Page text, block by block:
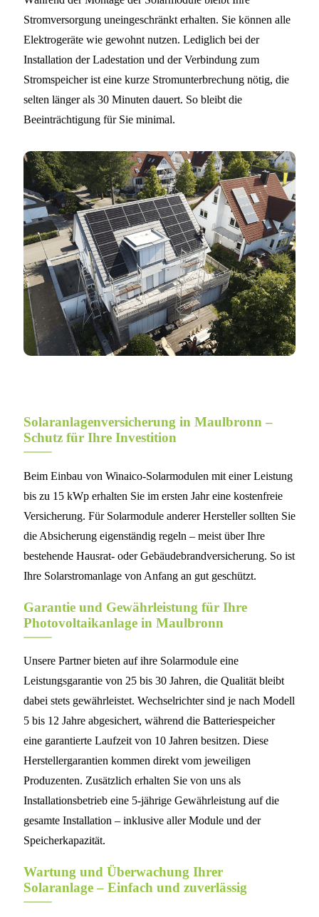
Stromversorgung uneingeschränkt erhalten. Sie können alle
Elektrogeräte wie gewohnt nutzen. Lediglich bei der
Installation der Ladestation und der Verbindung zum
Stromspeicher ist eine kurze Stromunterbrechung nötig, die
selten länger als 30 Minuten dauert. So bleibt die
Beeinträchtigung für Sie minimal.
Solaranlagenversicherung in Maulbronn –
Schutz für Ihre Investition
Beim Einbau von Winaico-Solarmodulen mit einer Leistung
bis zu 15 kWp erhalten Sie im ersten Jahr eine kostenfreie
Versicherung. Für Solarmodule anderer Hersteller sollten Sie
die Absicherung eigenständig regeln – meist über Ihre
bestehende Hausrat- oder Gebäudebrandversicherung. So ist
Ihre Solarstromanlage von Anfang an gut geschützt.
Garantie und Gewährleistung für Ihre
Photovoltaikanlage in Maulbronn
Unsere Partner bieten auf ihre Solarmodule eine
Leistungsgarantie von 25 bis 30 Jahren, die Qualität bleibt
dabei stets gewährleistet. Wechselrichter sind je nach Modell
5 bis 12 Jahre abgesichert, während die Batteriespeicher
eine garantierte Laufzeit von 10 Jahren besitzen. Diese
Herstellergarantien kommen direkt vom jeweiligen
Produzenten. Zusätzlich erhalten Sie von uns als
Installationsbetrieb eine 5-jährige Gewährleistung auf die
gesamte Installation – inklusive aller Module und der
Speicherkapazität.
Wartung und Überwachung Ihrer
Solaranlage – Einfach und zuverlässig